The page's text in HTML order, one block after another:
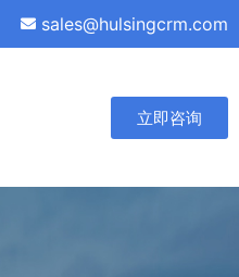
sales@hulsingcrm.com
立即咨询